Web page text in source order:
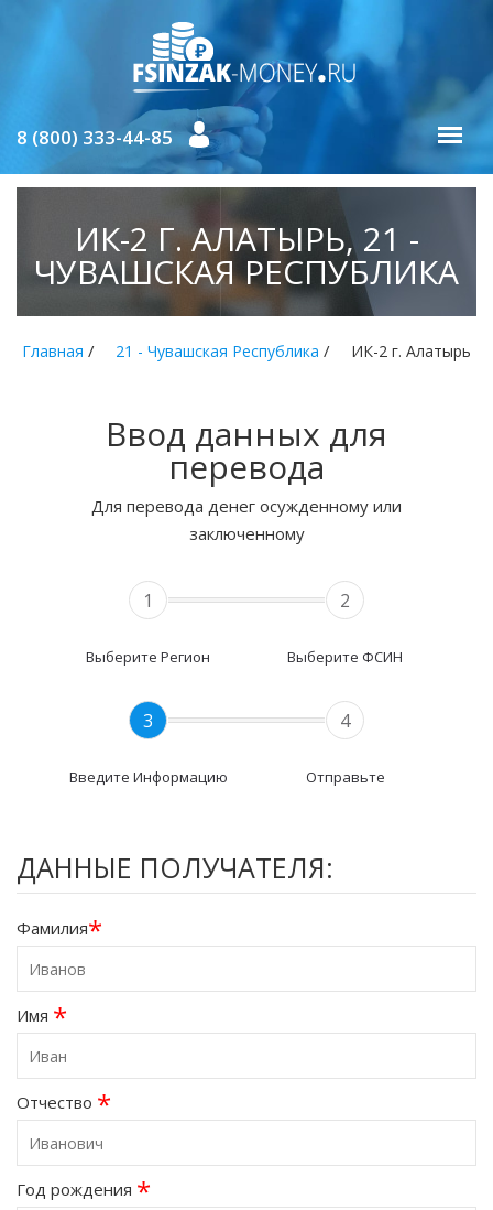
8 (800) 333-44-85
ИК-2 Г. АЛАТЫРЬ, 21 -
ЧУВАШСКАЯ РЕСПУБЛИКА
Главная / 21 - Чувашская Республика / ИК-2 г. Алатырь
Ввод данных для
перевода
Для перевода денег осужденному или
заключенному
1
Выберите Регион
2
Выберите ФСИН
3
Введите Информацию
4
Отправьте
ДАННЫЕ ПОЛУЧАТЕЛЯ:
Фамилия*
Имя *
Отчество *
Год рождения *